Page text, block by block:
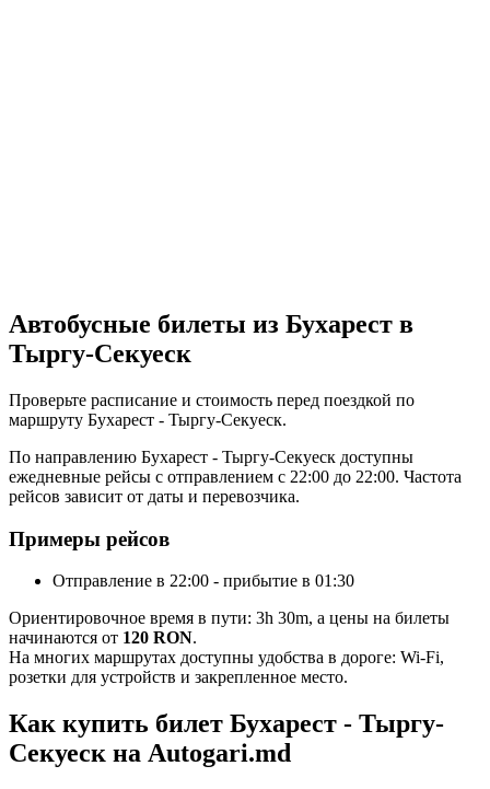
Автобусные билеты из Бухарест в
Тыргу-Секуеск
Проверьте расписание и стоимость перед поездкой по
маршруту Бухарест - Тыргу-Секуеск.
По направлению Бухарест - Тыргу-Секуеск доступны
ежедневные рейсы с отправлением с 22:00 до 22:00. Частота
рейсов зависит от даты и перевозчика.
Примеры рейсов
Отправление в 22:00 - прибытие в 01:30
Ориентировочное время в пути: 3h 30m, а цены на билеты
начинаются от 120 RON.
На многих маршрутах доступны удобства в дороге: Wi-Fi,
розетки для устройств и закрепленное место.
Как купить билет Бухарест - Тыргу-
Секуеск на Autogari.md